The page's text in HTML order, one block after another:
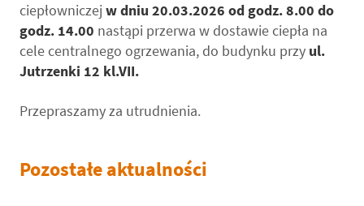
ciepłowniczej w dniu 20.03.2026 od godz. 8.00 do
godz. 14.00 nastąpi przerwa w dostawie ciepła na
cele centralnego ogrzewania, do budynku przy ul.
Jutrzenki 12 kl.VII.
Przepraszamy za utrudnienia.
Pozostałe aktualności